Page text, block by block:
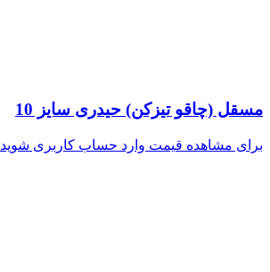
مسقل (چاقو تیزکن) حیدری سایز 10
برای مشاهده قیمت وارد حساب کاربری شوید